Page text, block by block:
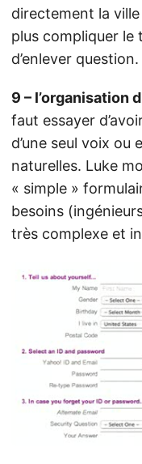
directement la
plus compliquer le
d’enlever question.
9 – l’organisation
faut essayer
d’une seul voix ou
naturelles. Luke
« simple »
besoins
très complexe et